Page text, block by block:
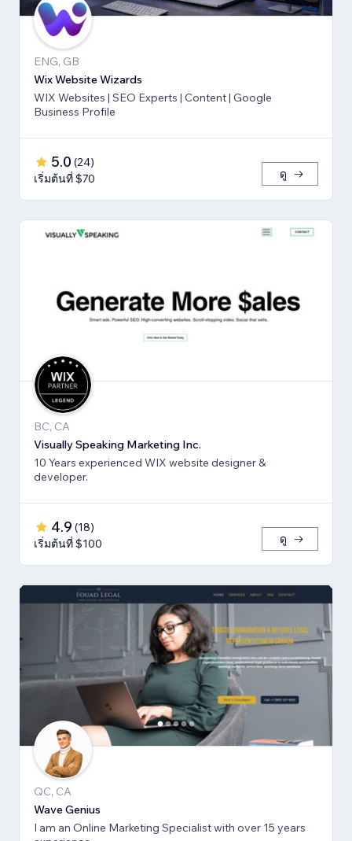
ENG, GB
Wix Website Wizards
WIX Websites | SEO Experts | Content | Google
Business Profile
5.0 (24)
เริ่มต้นที่ $70
ดู
BC, CA
Visually Speaking Marketing Inc.
10 Years experienced WIX website designer &
developer.
4.9 (18)
เริ่มต้นที่ $100
ดู
QC, CA
Wave Genius
I am an Online Marketing Specialist with over 15 years